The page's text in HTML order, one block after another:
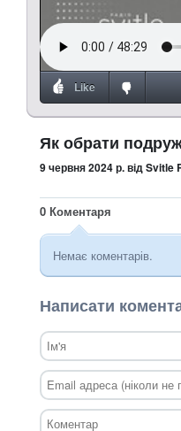
Like
Як обрати
9 червня 2024 р.від Svitle
0 Коментаря
Немає коментарів.
Написати